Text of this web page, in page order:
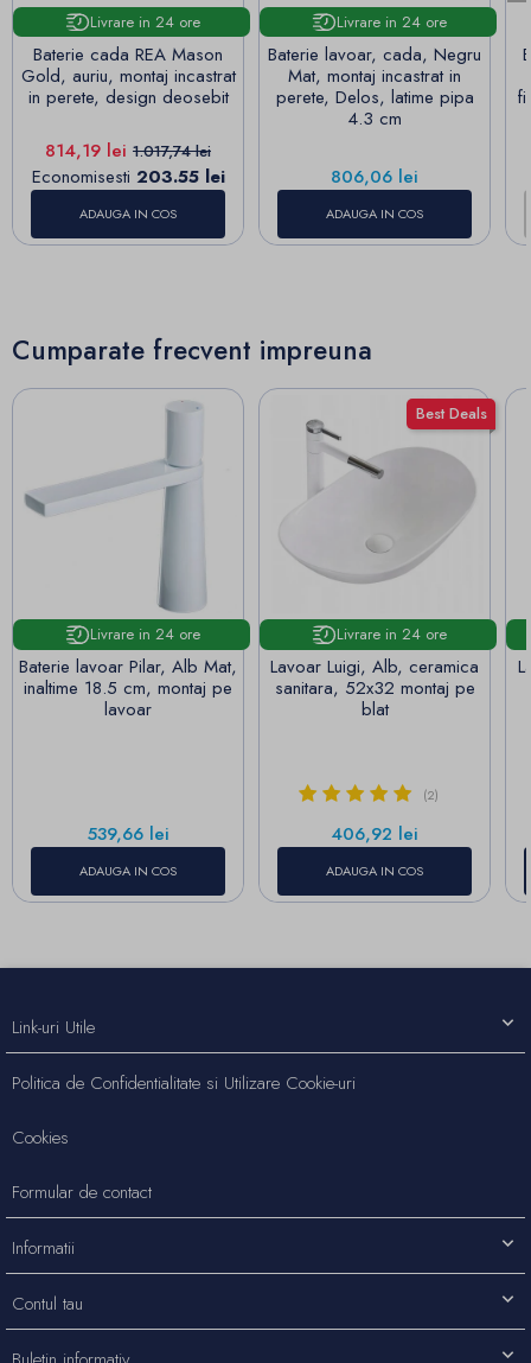
Livrare in 24 ore
Baterie cada REA Mason
Gold, auriu, montaj incastrat
in perete, design deosebit
Pret
814,19 lei Pret de baza
1.017,74 lei
Economisesti 203.55 lei
ADAUGA IN COS
Livrare in 24 ore
Baterie lavoar, cada, Negru
Mat, montaj incastrat in
perete, Delos, latime pipa
4.3 cm
Pret
806,06 lei
ADAUGA IN COS
Cumparate frecvent impreuna
Livrare in 24 ore
Baterie lavoar Pilar, Alb Mat,
inaltime 18.5 cm, montaj pe
lavoar
Pret
539,66 lei
ADAUGA IN COS
Best Deals
Livrare in 24 ore
Lavoar Luigi, Alb, ceramica
sanitara, 52x32 montaj pe
blat
(2)
Pret
406,92 lei
ADAUGA IN COS
Link-uri Utile
Politica de Confidentialitate si Utilizare Cookie-uri
Cookies
Formular de contact
Informatii
Contul tau